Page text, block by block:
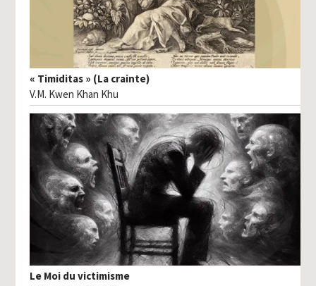
« Timiditas » (La crainte)
V.M. Kwen Khan Khu
Le Moi du victimisme